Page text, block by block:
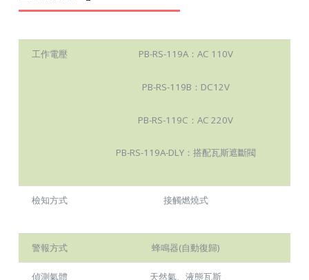
工作電壓 PB-RS-119A：AC 110V
PB-RS-119B：DC12V
PB-RS-119C：AC 220V
PB-RS-119A-DLY：搭配瓦斯遮斷閥
檢知方式 接觸燃燒式
警報方式 蜂鳴器(自動復歸)
偵測氣體 天然氣、液態瓦斯